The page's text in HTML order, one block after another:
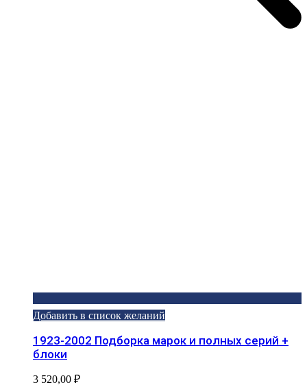
Добавить в список желаний
1923-2002 Подборка марок и полных серий +
блоки
3 520,00 ₽